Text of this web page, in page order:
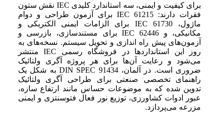
برای کیفیت و ایمنی، سه استاندارد کلیدی IEC نقش ستون
فقرات دارند: IEC 61215 برای آزمون طراحی و دوام
ماژول، IEC 61730 برای الزامات ایمنی الکتریکی و
مکانیکی، و IEC 62446 برای مستندسازی، بازرسی و
آزمون‌های پیش راه اندازی و تحویل سیستم. نسخه‌های به
روز این استانداردها در فروشگاه رسمی IEC منتشر
می‌شود و رعایت آن‌ها برای هر پروژه آگری ولتائیک
ضروری است. در آلمان، DIN SPEC 91434 به شکل یک
راهنمای تخصصی صنعتی برای طراحی آگری ولتائیک
تدوین شده که به موضوعات حساس مانند ارتفاع سازه،
عبور ادوات کشاورزی، توزیع نور فعال فتوسنتزی و ایمنی
مزرعه می‌پردازد.